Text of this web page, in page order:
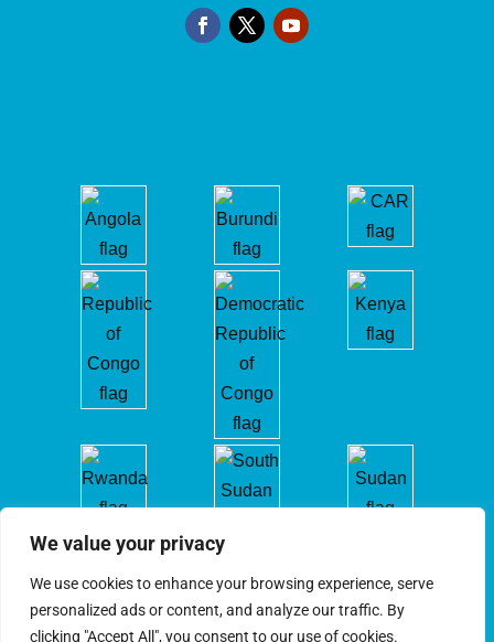
We value your privacy
We use cookies to enhance your browsing experience, serve
personalized ads or content, and analyze our traffic. By
clicking "Accept All", you consent to our use of cookies.